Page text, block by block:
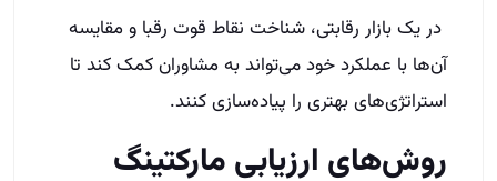
در یک بازار رقابتی، شناخت نقاط قوت رقبا و مقایسه
آن‌ها با عملکرد خود می‌تواند به مشاوران کمک کند تا
استراتژی‌های بهتری را پیاده‌سازی کنند.
روش‌های ارزیابی مارکتینگ